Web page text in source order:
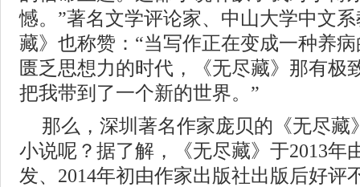
憾。”著名文学评论家、中山大学中文
藏》也称赞：“当写作正在变成一种养
匮乏思想力的时代，《无尽藏》那有极
把我带到了一个新的世界。”
那么，深圳著名作家庞贝的《无尽藏
小说呢？据了解，《无尽藏》于2013年
发、2014年初由作家出版社出版后好评